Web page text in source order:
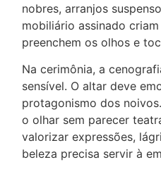
nobres, arranjos
mobiliário assinado
preenchem os olhos e
Na cerimônia, a
sensível. O altar deve
protagonismo dos
o olhar sem parecer
valorizar expressões,
beleza precisa servir à